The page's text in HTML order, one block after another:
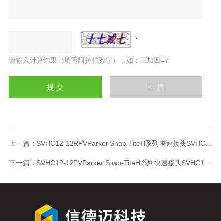
请输入计算结果（填写阿拉伯数字），如：三加四=7
上一篇： SVHC12-12RPVParker Snap-TiteH系列快速接头SVHC12-12RPV
下一篇： SVHC12-12FVParker Snap-TiteH系列快速接头SVHC12-12FV